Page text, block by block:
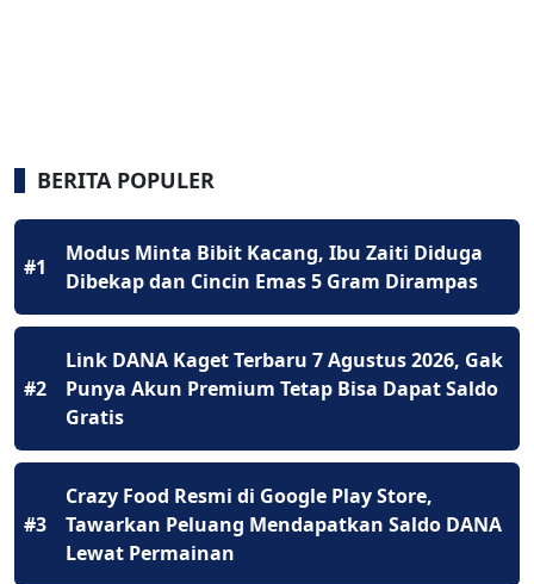
BERITA POPULER
#1
Modus Minta Bibit Kacang, Ibu Zaiti Diduga
Dibekap dan Cincin Emas 5 Gram Dirampas
#2
Link DANA Kaget Terbaru 7 Agustus 2026, Gak
Punya Akun Premium Tetap Bisa Dapat Saldo
Gratis
#3
Crazy Food Resmi di Google Play Store,
Tawarkan Peluang Mendapatkan Saldo DANA
Lewat Permainan